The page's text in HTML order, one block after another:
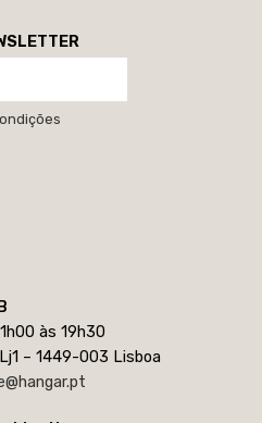
às 19h30
– 1449-003 Lisboa